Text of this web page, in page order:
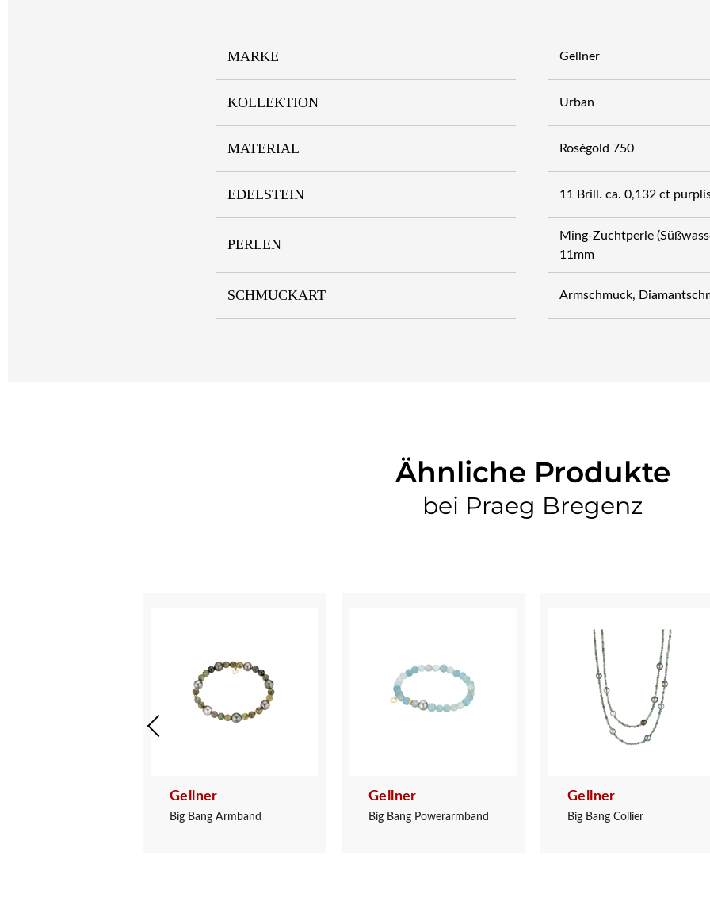
MARKE Gellner
KOLLEKTION Urban
MATERIAL Roségold 750
EDELSTEIN 11 Brill. ca. 0,132 ct
PERLEN
Ming-Zuchtperle
11mm
SCHMUCKART Armschmuck,
Ähnliche Produkte
bei Praeg Bregenz
Gellner
Big Bang Armband
Gellner
Big Bang Powerarmband
Gellner
Big Bang Collier